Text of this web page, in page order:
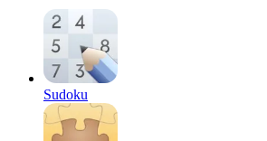
Sudoku